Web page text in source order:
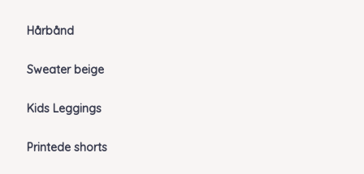
Hårbånd
Sweater beige
Kids Leggings
Printede shorts